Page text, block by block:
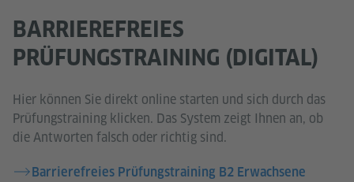
BARRIEREFREIES
PRÜFUNGSTRAINING (DIGITAL)
Hier können Sie direkt online starten und sich durch das
Prüfungstraining klicken. Das System zeigt Ihnen an, ob
die Antworten falsch oder richtig sind.
Barrierefreies Prüfungstraining B2 Erwachsene